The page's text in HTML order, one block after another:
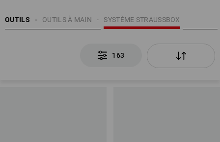
OUTILS SYSTÈME STRAUSSBOX
OUTILS À MAIN
163